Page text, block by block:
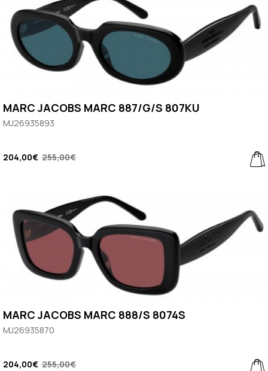
MARC JACOBS MARC 887/G/S 807KU
MJ26935893
204,00€ 255,00€
MARC JACOBS MARC 888/S 8074S
MJ26935870
204,00€ 255,00€